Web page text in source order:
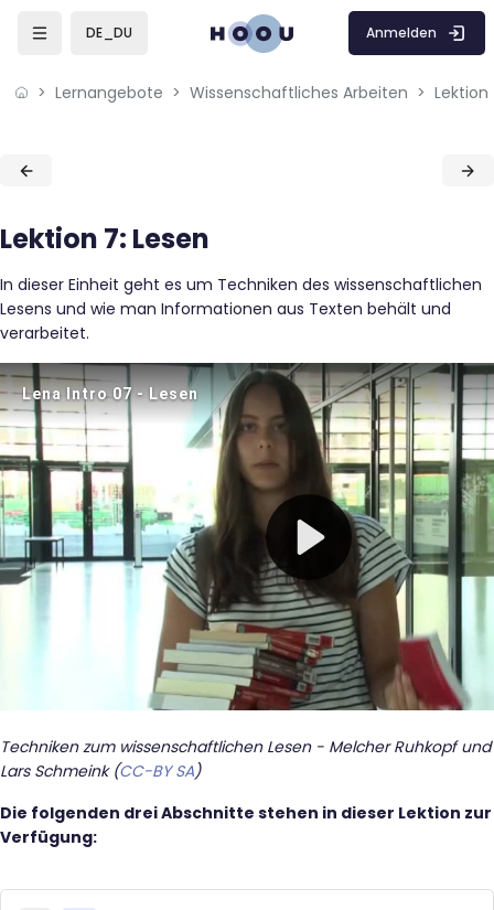
Skip to sidebar navigation menu
Skip to mobile navigation menu
DE_DU Anmelden
Lernangebote Wissenschaftliches Arbeiten Lektion
Blöcke
Blöcke
Lektion 7: Lesen
In dieser Einheit geht es um Techniken des wissenschaftlichen
Lesens und wie man Informationen aus Texten behält und
verarbeitet.
Techniken zum wissenschaftlichen Lesen - Melcher Ruhkopf und
Lars Schmeink (CC-BY SA)
Die folgenden drei Abschnitte stehen in dieser Lektion zur
Verfügung: